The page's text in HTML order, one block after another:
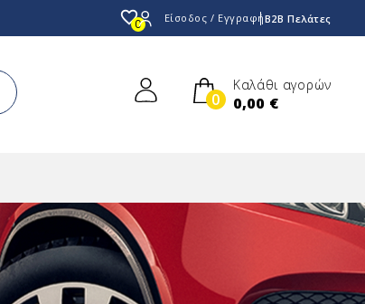
favorite_border0 Είσοδος / ΕγγραφήB2B Πελάτες
0
Καλάθι αγορών
0,00 €